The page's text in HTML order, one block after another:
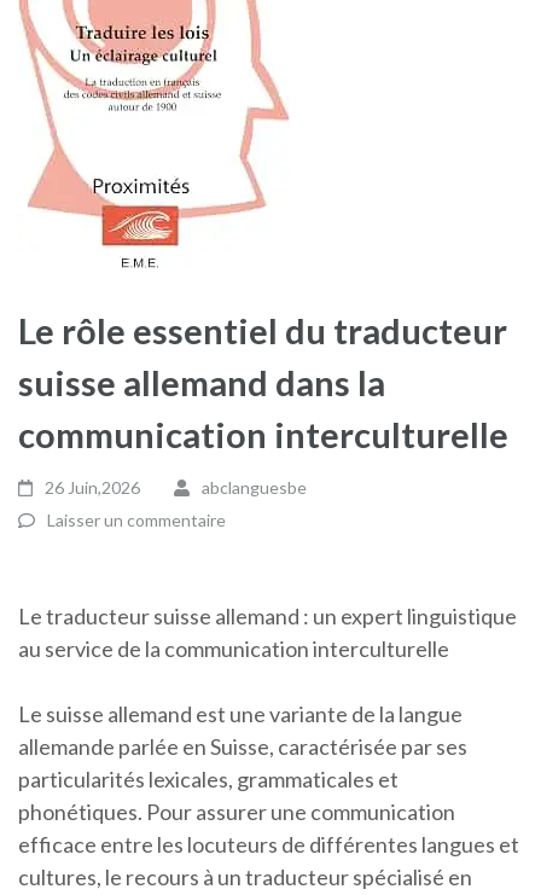
Le rôle essentiel du traducteur
suisse allemand dans la
communication interculturelle
26 Juin,2026
abclanguesbe
Laisser un commentaire
Le traducteur suisse allemand : un expert linguistique
au service de la communication interculturelle
Le suisse allemand est une variante de la langue
allemande parlée en Suisse, caractérisée par ses
particularités lexicales, grammaticales et
phonétiques. Pour assurer une communication
efficace entre les locuteurs de différentes langues et
cultures, le recours à un traducteur spécialisé en